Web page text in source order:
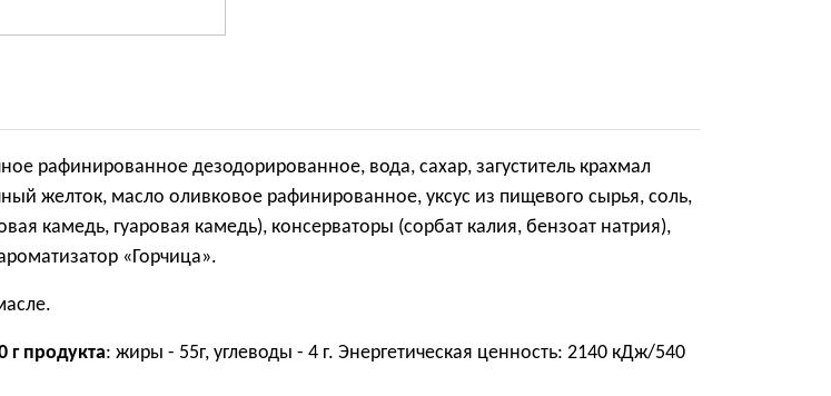
рафинированное дезодорированное, вода, сахар, загуститель крахмал
желток, масло оливковое рафинированное, уксус из пищевого сырья, соль,
камедь, гуаровая камедь), консерваторы (сорбат калия, бензоат натрия),
«Горчица».
г продукта: жиры - 55г, углеводы - 4 г. Энергетическая ценность: 2140 кДж/540